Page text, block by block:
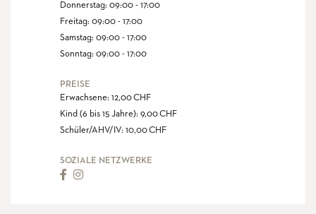
Donnerstag: 09:00 - 17:00
Freitag: 09:00 - 17:00
Samstag: 09:00 - 17:00
Sonntag: 09:00 - 17:00
PREISE
Erwachsene: 12,00 CHF
Kind (6 bis 15 Jahre): 9,00 CHF
Schüler/AHV/IV: 10,00 CHF
SOZIALE NETZWERKE